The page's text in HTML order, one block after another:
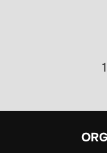
Paginación
1